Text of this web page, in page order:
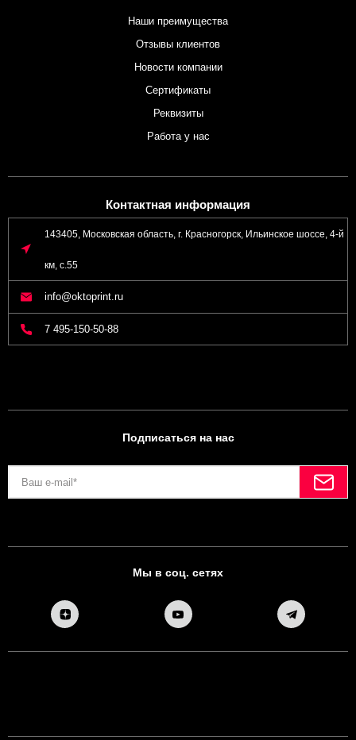
Наши преимущества
Отзывы клиентов
Новости компании
Сертификаты
Реквизиты
Работа у нас
Контактная информация
143405, Московская область, г. Красногорск, Ильинское шоссе, 4-й
км, с.55
info@oktoprint.ru
7 495-150-50-88
Подписаться на нас
Мы в соц. сетях